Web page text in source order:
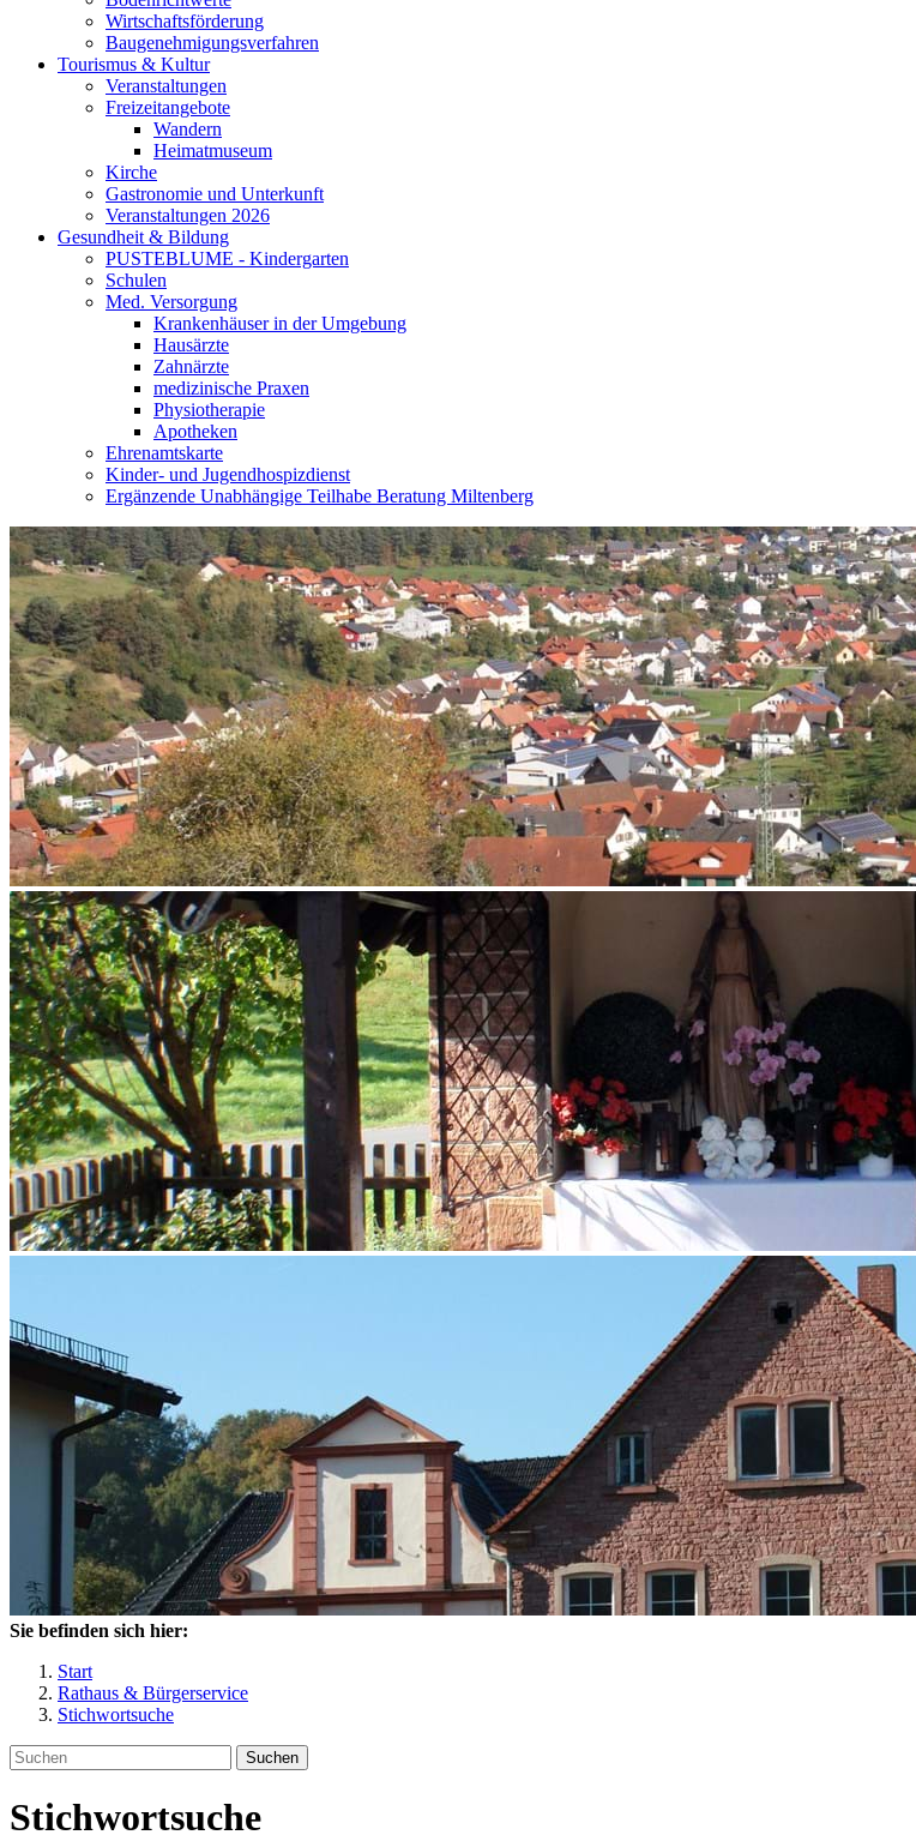
Wirtschaftsförderung
Baugenehmigungsverfahren
Tourismus & Kultur
Veranstaltungen
Freizeitangebote
Wandern
Heimatmuseum
Kirche
Gastronomie und Unterkunft
Veranstaltungen 2026
Gesundheit & Bildung
PUSTEBLUME - Kindergarten
Schulen
Med. Versorgung
Krankenhäuser in der Umgebung
Hausärzte
Zahnärzte
medizinische Praxen
Physiotherapie
Apotheken
Ehrenamtskarte
Kinder- und Jugendhospizdienst
Ergänzende Unabhängige Teilhabe Beratung Miltenberg
Sie befinden sich hier:
Start
Rathaus & Bürgerservice
Stichwortsuche
Suchen
Stichwortsuche